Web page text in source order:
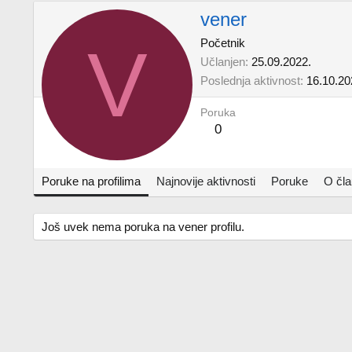
V
vener
Početnik
Učlanjen 25.09.2022.
Poslednja aktivnost
Poruka
0
Poruke na profilima Najnovije aktivnosti Poruke O
Još uvek nema poruka na vener profilu.